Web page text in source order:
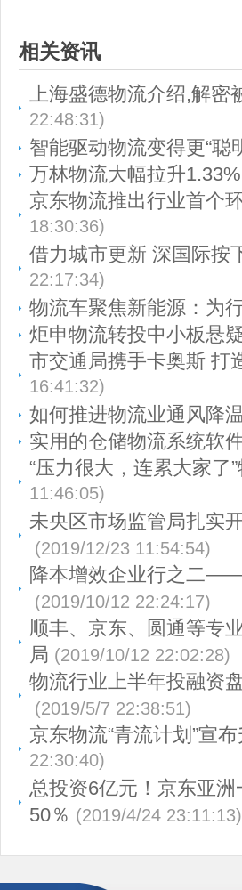
相关资讯
上海盛德物流介绍,解密
22:48:31)
智能驱动物流变得更“聪
万林物流大幅拉升
京东物流推出行业首个
18:30:36)
借力城市更新 深国际按
22:17:34)
物流车聚焦新能源：为
炬申物流转投中小板悬
市交通局携手卡奥斯 打
16:41:32)
如何推进物流业通风降
实用的仓储物流系统软
“压力很大，连累大家了
11:46:05)
未央区市场监管局扎实
(2019/12/23 11:54:54)
降本增效企业行之二——
(2019/10/12 22:24:17)
顺丰、京东、圆通等专
局 (2019/10/12 22:02:28)
物流行业上半年投融资
(2019/5/7 22:38:51)
京东物流“青流计划”宣
22:30:40)
总投资6亿元！京东亚
50％ (2019/4/24 23:11:13)